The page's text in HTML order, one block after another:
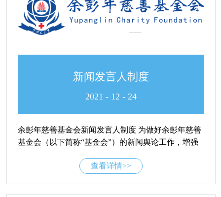
急事件，也包括网络非法言论、黑客攻击等可能危及
基金会声誉的互联网事件。（二）指导思想认真落
实“教育在先，预防在前，积极处置”的原则，提高突
与发布和综合协调职能。组长：基金会秘书长副组
长：基金会副秘书长成员：办公室、财务部、项目部
等部门负责人基金会设置应急值班电话及值班人员。
制、评审、演练和实施工作；2、指挥、协调应急准
备、应急响应和应急救援工作；3、通报或发布预警、
应急救援与处理的进展状况对外发布，解答公众对突
发事件状况的咨询；4、与新闻媒体的联系和沟通协
调；5、负责向政府及上...
新闻发言人制度
2021 - 12 - 24
余彭年慈善基金会新闻发言人制度 为做好余彭年慈善
基金会（以下简称“基金会”）的新闻舆论工作，增强
接受政府和社会监督，根据《中华人民共和国慈善
查看详情>>